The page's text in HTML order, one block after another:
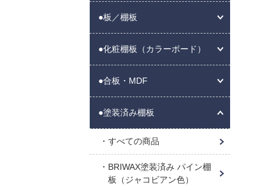
●板／棚板
●化粧棚板（カラーボード）
●合板・MDF
●塗装済み棚板
すべての商品
BRIWAX塗装済み パイン棚
板（ジャコビアン色）